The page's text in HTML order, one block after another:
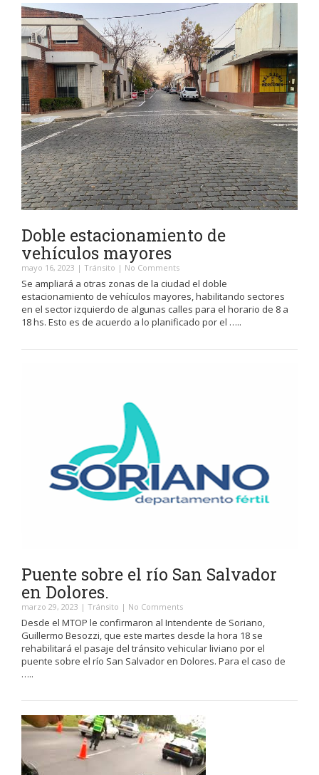
Doble estacionamiento de
vehículos mayores
mayo 16, 2023 | Tránsito | No Comments
Se ampliará a otras zonas de la ciudad el doble
estacionamiento de vehículos mayores, habilitando sectores
en el sector izquierdo de algunas calles para el horario de 8 a
18 hs. Esto es de acuerdo a lo planificado por el …..
Puente sobre el río San Salvador
en Dolores.
marzo 29, 2023 | Tránsito | No Comments
Desde el MTOP le confirmaron al Intendente de Soriano,
Guillermo Besozzi, que este martes desde la hora 18 se
rehabilitará el pasaje del tránsito vehicular liviano por el
puente sobre el río San Salvador en Dolores. Para el caso de
…..